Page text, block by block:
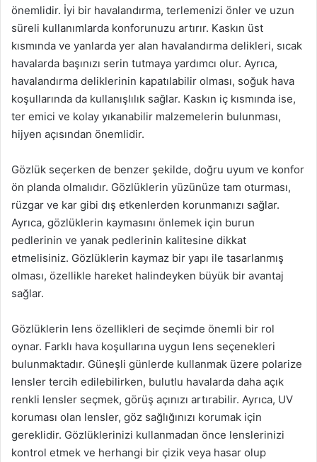
önemlidir. İyi bir havalandırma, terlemenizi önler ve uzun
süreli kullanımlarda konforunuzu artırır. Kaskın üst
kısmında ve yanlarda yer alan havalandırma delikleri, sıcak
havalarda başınızı serin tutmaya yardımcı olur. Ayrıca,
havalandırma deliklerinin kapatılabilir olması, soğuk hava
koşullarında da kullanışlılık sağlar. Kaskın iç kısmında ise,
ter emici ve kolay yıkanabilir malzemelerin bulunması,
hijyen açısından önemlidir.
Gözlük seçerken de benzer şekilde, doğru uyum ve konfor
ön planda olmalıdır. Gözlüklerin yüzünüze tam oturması,
rüzgar ve kar gibi dış etkenlerden korunmanızı sağlar.
Ayrıca, gözlüklerin kaymasını önlemek için burun
pedlerinin ve yanak pedlerinin kalitesine dikkat
etmelisiniz. Gözlüklerin kaymaz bir yapı ile tasarlanmış
olması, özellikle hareket halindeyken büyük bir avantaj
sağlar.
Gözlüklerin lens özellikleri de seçimde önemli bir rol
oynar. Farklı hava koşullarına uygun lens seçenekleri
bulunmaktadır. Güneşli günlerde kullanmak üzere polarize
lensler tercih edilebilirken, bulutlu havalarda daha açık
renkli lensler seçmek, görüş açınızı artırabilir. Ayrıca, UV
koruması olan lensler, göz sağlığınızı korumak için
gereklidir. Gözlüklerinizi kullanmadan önce lenslerinizi
kontrol etmek ve herhangi bir çizik veya hasar olup